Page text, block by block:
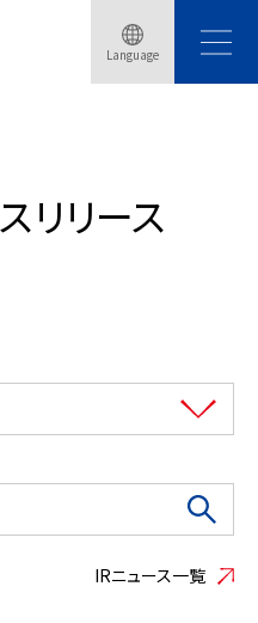
Language
8月29日）
リリース
IRニュース一覧